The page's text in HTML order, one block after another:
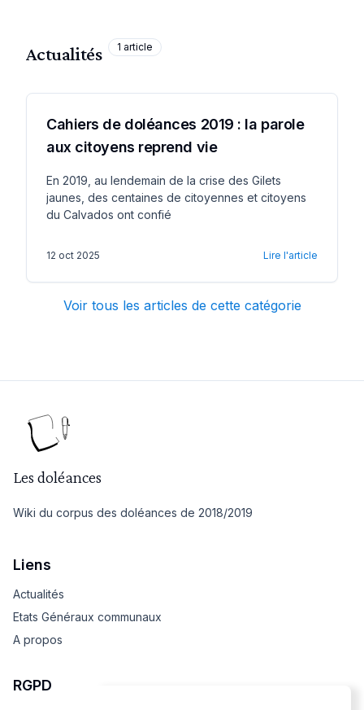
Actualités 1 article
Cahiers de doléances 2019 : la parole
aux citoyens reprend vie
En 2019, au lendemain de la crise des Gilets
jaunes, des centaines de citoyennes et citoyens
du Calvados ont confié
12 oct 2025 Lire l'article
Voir tous les articles de cette catégorie
Les doléances
Wiki du corpus des doléances de 2018/2019
Liens
Actualités
Etats Généraux communaux
A propos
RGPD